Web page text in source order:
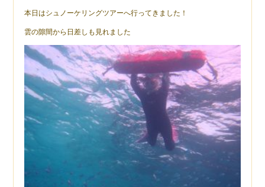
本日はシュノーケリングツアーへ行ってきました！
雲の隙間から日差しも見れました